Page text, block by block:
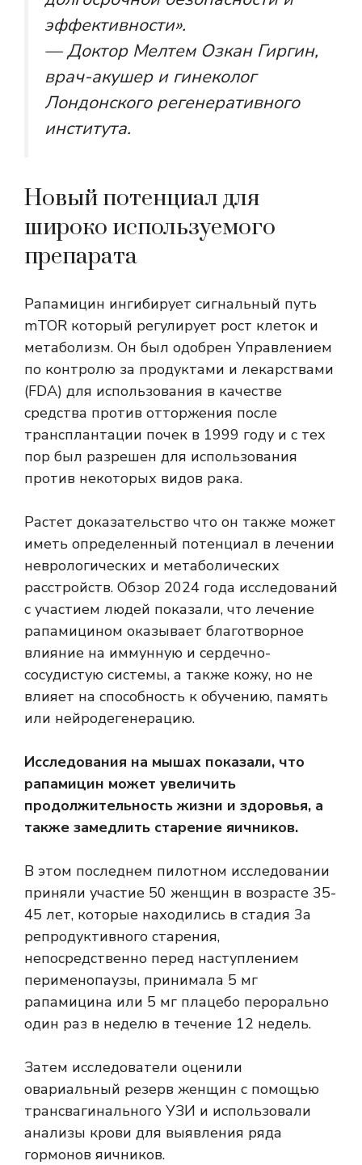
эффективности».
— Доктор Мелтем Озкан Гиргин,
врач-акушер и гинеколог
Лондонского регенеративного
института.
Новый потенциал для
широко используемого
препарата
Рапамицин ингибирует сигнальный путь
mTOR который регулирует рост клеток и
метаболизм. Он был одобрен Управлением
по контролю за продуктами и лекарствами
(FDA) для использования в качестве
средства против отторжения после
трансплантации почек в 1999 году и с тех
пор был разрешен для использования
против некоторых видов рака.
Растет доказательство что он также может
иметь определенный потенциал в лечении
неврологических и метаболических
расстройств. Обзор 2024 года исследований
с участием людей показали, что лечение
рапамицином оказывает благотворное
влияние на иммунную и сердечно-
сосудистую системы, а также кожу, но не
влияет на способность к обучению, память
или нейродегенерацию.
Исследования на мышах показали, что
рапамицин может увеличить
продолжительность жизни и здоровья, а
также замедлить старение яичников.
В этом последнем пилотном исследовании
приняли участие 50 женщин в возрасте 35-
45 лет, которые находились в стадия 3а
репродуктивного старения,
непосредственно перед наступлением
перименопаузы, принимала 5 мг
рапамицина или 5 мг плацебо перорально
один раз в неделю в течение 12 недель.
Затем исследователи оценили
овариальный резерв женщин с помощью
трансвагинального УЗИ и использовали
анализы крови для выявления ряда
гормонов яичников.